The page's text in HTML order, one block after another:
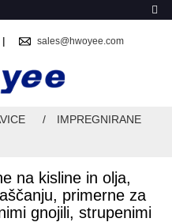
sales@hwoyee.com
IMPREGNIRANE
na kisline in olja,
primerne za
gnojili, strupenimi